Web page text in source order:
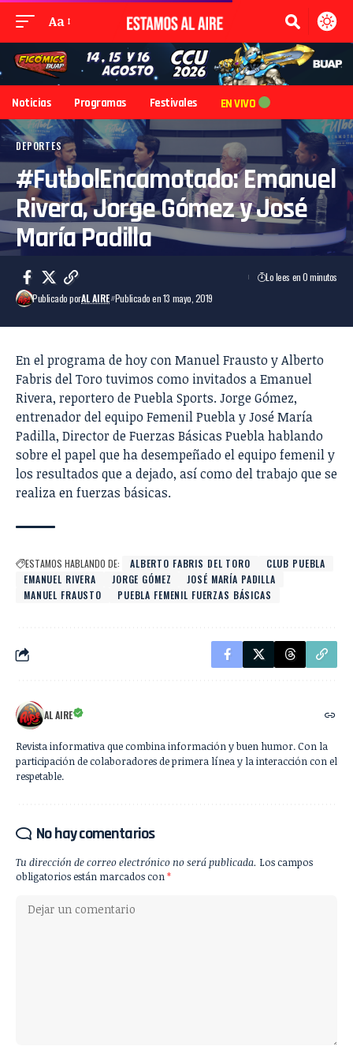
Aa
Noticias Programas Festivales EN VIVO
DEPORTES
#FutbolEncamotado: Emanuel
Rivera, Jorge Gómez y José
María Padilla
Publicado porAL AIRE Publicado en 13 mayo, 2019
Lo lees en 0 minutos
En el programa de hoy con Manuel Frausto y Alberto
Fabris del Toro tuvimos como invitados a Emanuel
Rivera, reportero de Puebla Sports. Jorge Gómez,
entrenador del equipo Femenil Puebla y José María
Padilla, Director de Fuerzas Básicas Puebla hablando
sobre el papel que ha desempeñado el equipo femenil y
los resultados que a dejado, así como del trabajo que se
realiza en fuerzas básicas.
ESTAMOS HABLANDO DE: ALBERTO FABRIS DEL TORO
CLUB PUEBLA
EMANUEL RIVERA
JORGE GÓMEZ
JOSÉ MARÍA PADILLA
MANUEL FRAUSTO
PUEBLA FEMENIL FUERZAS BÁSICAS
AL AIRE
Revista informativa que combina información y buen humor. Con la
participación de colaboradores de primera línea y la interacción con el
respetable.
No hay comentarios
Tu dirección de correo electrónico no será publicada. Los campos
obligatorios están marcados con*